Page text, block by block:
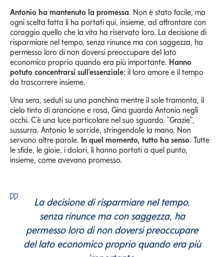
Antonio ha mantenuto la promessa. Non è stato facile, ma
ogni scelta fatta li ha portati qui, insieme, ad affrontare con
coraggio quello che la vita ha riservato loro. La decisione di
risparmiare nel tempo, senza rinunce ma con saggezza, ha
permesso loro di non doversi preoccupare del lato
economico proprio quando era più importante. Hanno
potuto concentrarsi sull'essenziale: il loro amore e il tempo
da trascorrere insieme.
Una sera, seduti su una panchina mentre il sole tramonta, il
cielo tinto di arancione e rosa, Gina guarda Antonio negli
occhi. C'è una luce particolare nel suo sguardo. "Grazie",
sussurra. Antonio le sorride, stringendole la mano. Non
servono altre parole. In quel momento, tutto ha senso. Tutte
le sfide, le gioie, i dolori, li hanno portati a quel punto,
insieme, come avevano promesso.
La decisione di risparmiare nel tempo,
senza rinunce ma con saggezza, ha
permesso loro di non doversi preoccupare
del lato economico proprio quando era più